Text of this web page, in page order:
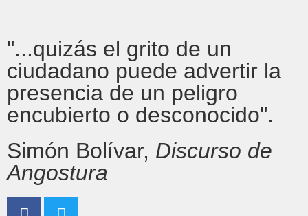
"...quizás el grito de un
ciudadano puede advertir la
presencia de un peligro
encubierto o desconocido".
Simón Bolívar, Discurso de
Angostura